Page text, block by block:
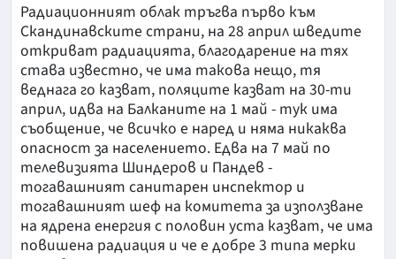
Радиационният облак тръгва първо към
Скандинавските страни, на 28 април шведите
откриват радиацията, благодарение на тях
става известно, че има такова нещо, тя
веднага го казват, поляците казват на 30-ти
април, идва на Балканите на 1 май - тук има
съобщение, че всичко е наред и няма никаква
опасност за населението. Едва на 7 май по
телевизията Шиндеров и Пандев -
тогавашният санитарен инспектор и
тогавашният шеф на комитета за използване
на ядрена енергия с половин уста казват, че има
повишена радиация и че е добре 3 типа мерки